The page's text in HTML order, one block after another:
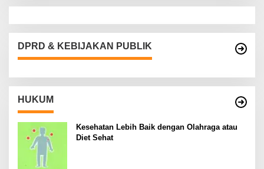
DPRD & KEBIJAKAN PUBLIK
HUKUM
Kesehatan Lebih Baik dengan Olahraga atau
Diet Sehat